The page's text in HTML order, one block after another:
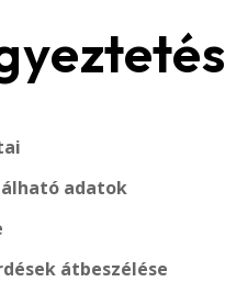
adatok
átbeszélése